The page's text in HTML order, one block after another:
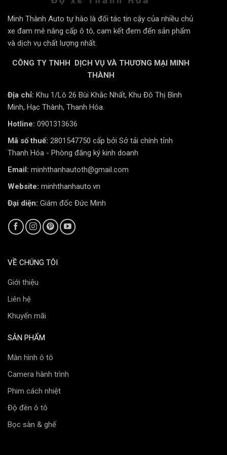
tối đa trong suốt hành trình.
Phim cách nhiệt 3M High Performance còn có khả
năng chặn tia tử ngoại (UV). Tia UV có thể gây hại cho
da và gây phai màu, hư hỏng nội thất ô tô. Bằng cách
dụng và nội thất ô tô khỏi tác động của tia UV.
Một ưu điểm khác của Phim cách nhiệt 3M High
Performance xe 7 chỗ
sáng mạnh bên ngoài, giúp tầm nhìn rõ ràng hơn và
tránh mỏi mắt.
cực tím (UV), cung cấp chỉ số chống nắng (SPF) lên
đến 1000+giúp bảo vệ làn da và nội thất xe của bạn
khỏi các tia UV gây hại.
Rõ tầm nhìn và gia tăng độ an toàn khi lái xe
mang lại tầm quan sát rõ nét và giúp bạn an toàn hơn
khi lái xe. Đặc biệt là trong điều kiện thời tiết nắng gắt
hay vào ban đêm.
chặn 95% ánh sáng nhìn thấy được bên trong xe. Từ
đó giúp gia tăng sự riêng tư và bảo vệ các vật dụng
Đa dạng màu sắc phim
Sở hữu bảng màu siêu chất, sản phẩm đảm bảo gây
phấn khích với những khách hàng khó tính nhất.
Minh Thành Auto tự hào là đối tác tin cậy của nhiều chủ
xe đam mê nâng cấp ô tô, cam kết đem đến sản phẩm
và dịch vụ chất lượng nhất.
CÔNG TY TNHH DỊCH VỤ VÀ THƯƠNG MẠI MINH
THÀNH
Địa chỉ: Khu 1/Lô 26 Bùi Khắc Nhất, Khu Đô Thị Bình
Minh, Hạc Thành, Thanh Hóa.
Hotline: 0901313636
Mã số thuế: 2801547750 cấp bởi Sở tải chính tỉnh
Thanh Hóa - Phòng đăng ký kinh doanh
Email: minhthanhautoth@gmail.com
Website: minhthanhauto.vn
Đại diện: Giám đốc Đức Minh
VỀ CHÚNG TÔI
Giới thiệu
Liên hệ
Khuyến mãi
SẢN PHẨM
Màn hình ô tô
Camera hành trình
Phim cách nhiệt
Độ đèn ô tô
Bọc sàn & ghế